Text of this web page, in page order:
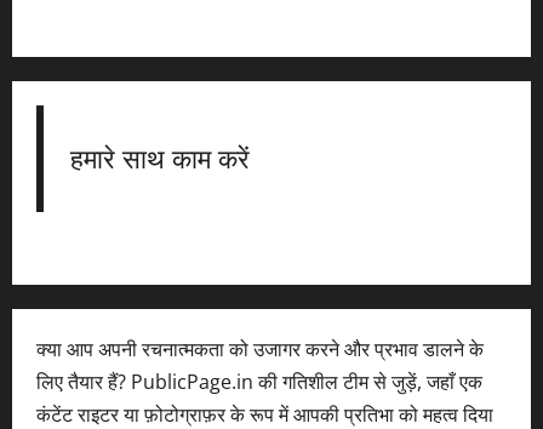
हमारे साथ काम करें
क्या आप अपनी रचनात्मकता को उजागर करने और प्रभाव डालने के
लिए तैयार हैं? PublicPage.in की गतिशील टीम से जुड़ें, जहाँ एक
कंटेंट राइटर या फ़ोटोग्राफ़र के रूप में आपकी प्रतिभा को महत्व दिया